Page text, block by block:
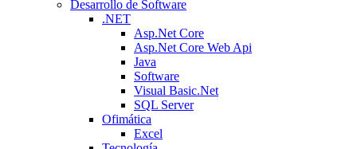
Desarrollo de Software
.NET
Asp.Net Core
Asp.Net Core Web Api
Java
Software
Visual Basic.Net
SQL Server
Ofimática
Excel